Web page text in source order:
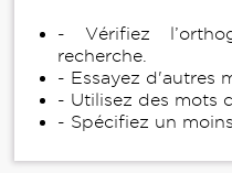
- Vérifiez
recherche.
- Essayez d'autres
- Utilisez des mots
- Spécifiez un